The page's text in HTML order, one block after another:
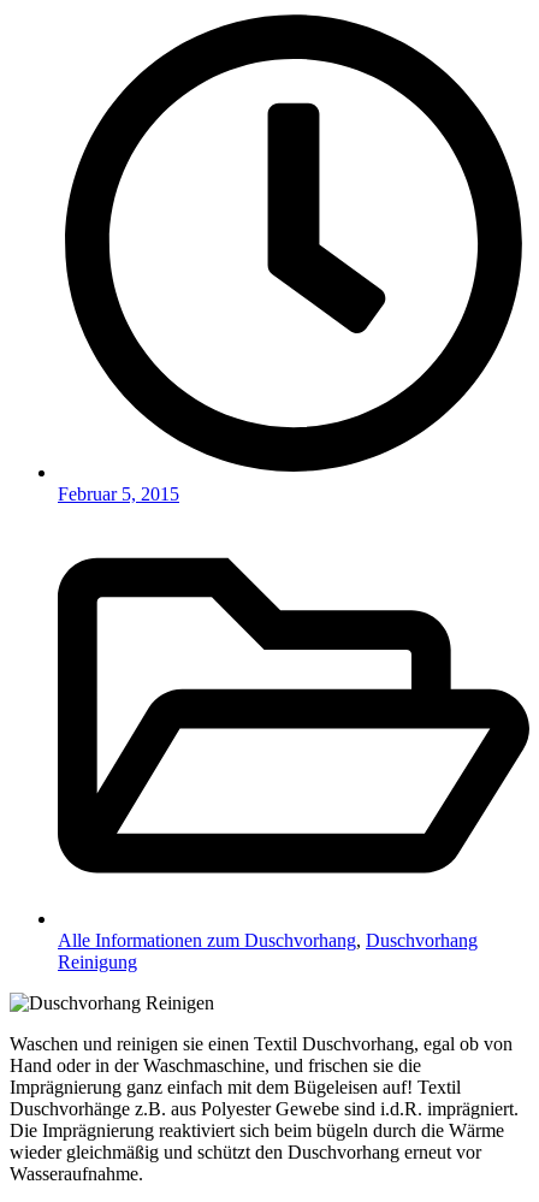
Februar 5, 2015
Alle Informationen zum Duschvorhang, Duschvorhang
Reinigung
Waschen und reinigen sie einen Textil Duschvorhang, egal ob von
Hand oder in der Waschmaschine, und frischen sie die
Imprägnierung ganz einfach mit dem Bügeleisen auf! Textil
Duschvorhänge z.B. aus Polyester Gewebe sind i.d.R. imprägniert.
Die Imprägnierung reaktiviert sich beim bügeln durch die Wärme
wieder gleichmäßig und schützt den Duschvorhang erneut vor
Wasseraufnahme.